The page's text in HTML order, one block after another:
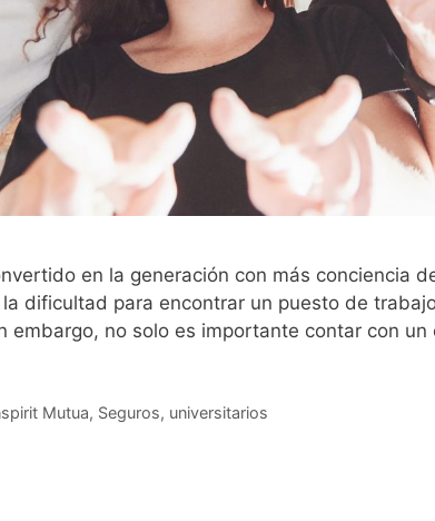
en la generación con más conciencia
dificultad para encontrar un puesto de
embargo, no solo es importante contar con
Mutua, Seguros, universitarios